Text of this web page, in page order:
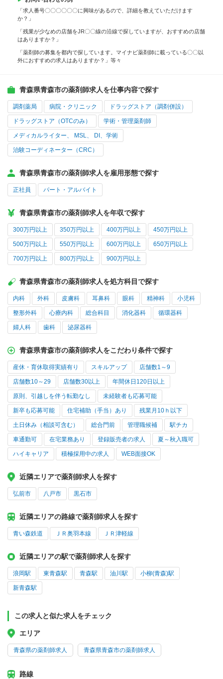
「求人番号〇〇〇〇〇〇に興味があるので、詳細を教えていただけます
か？」
「残業が少なめの店舗をJR〇〇線の沿線で探していますが、おすすめの店舗
はありますか？」
「薬剤師の募集を都内で探しています。マイナビ薬剤師に載っている〇〇以
外におすすめの求人はありますか？」等々
青森県青森市の薬剤師求人を仕事内容で探す
調剤薬局 病院・クリニック ドラッグストア（調剤併設）
ドラッグストア（OTCのみ） 学術・管理薬剤師
メディカルライター、 MSL、 DI、学術
治験コーディネーター（CRC）
青森県青森市の薬剤師求人を雇用形態で探す
正社員 パート・アルバイト
青森県青森市の薬剤師求人を年収で探す
300万円以上 350万円以上 400万円以上 450万円以上
500万円以上 550万円以上 600万円以上 650万円以上
700万円以上 800万円以上 900万円以上
青森県青森市の薬剤師求人を処方科目で探す
内科 外科 皮膚科 耳鼻科 眼科 精神科 小児科
整形外科 心療内科 総合科目 消化器科 循環器科
婦人科 歯科 泌尿器科
青森県青森市の薬剤師求人をこだわり条件で探す
産休・育休取得実績有り スキルアップ 店舗数1～9
店舗数10～29 店舗数30以上 年間休日120日以上
原則、引越しを伴う転勤なし 未経験者も応募可能
新卒も応募可能 住宅補助（手当）あり 残業月10ｈ以下
土日休み（相談可含む） 総合門前 管理職候補 駅チカ
車通勤可 在宅業務あり 登録販売者の求人 夏～秋入職可
ハイキャリア 積極採用中の求人 WEB面接OK
近隣エリアで薬剤師求人を探す
弘前市 八戸市 黒石市
近隣エリアの路線で薬剤師求人を探す
青い森鉄道 ＪＲ奥羽本線 ＪＲ津軽線
近隣エリアの駅で薬剤師求人を探す
浪岡駅 東青森駅 青森駅 油川駅 小柳(青森)駅
新青森駅
この求人と似た求人をチェック
エリア
青森県の薬剤師求人 青森県青森市の薬剤師求人
路線